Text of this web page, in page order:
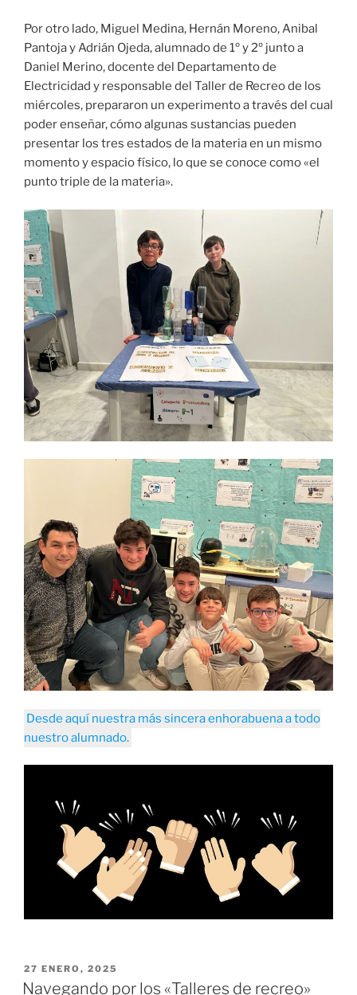
Por otro lado, Miguel Medina, Hernán Moreno, Anibal
Pantoja y Adrián Ojeda, alumnado de 1º y 2º junto a
Daniel Merino, docente del Departamento de
Electricidad y responsable del Taller de Recreo de los
miércoles, prepararon un experimento a través del cual
poder enseñar, cómo algunas sustancias pueden
presentar los tres estados de la materia en un mismo
momento y espacio físico, lo que se conoce como «el
punto triple de la materia».
Desde aquí nuestra más sincera enhorabuena a todo
nuestro alumnado.
PUBLICADO
EL
27 ENERO, 2025
Navegando por los «Talleres de recreo»